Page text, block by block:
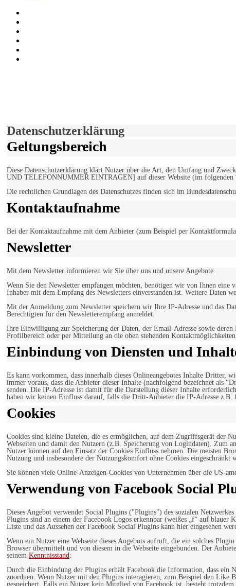
Datenschutzerklärung
Geltungsbereich
Diese Datenschutzerklärung klärt Nutzer über die Art, den Umfang und
UND TELEFONNUMMER EINTRAGEN] auf dieser Website (im folgenden
Die rechtlichen Grundlagen des Datenschutzes finden sich im
Kontaktaufnahme
Bei der Kontaktaufnahme mit dem Anbieter (zum Beispiel per
Newsletter
Mit dem Newsletter informieren wir Sie über uns und unsere Angebote.
Wenn Sie den Newsletter empfangen möchten, benötigen wir von Ihnen eine
Inhaber mit dem Empfang des Newsletters einverstanden ist. Weitere Daten
Mit der Anmeldung zum Newsletter speichern wir Ihre IP-Adresse und das
Berechtigten für den Newsletterempfang anmeldet.
Ihre Einwilligung zur Speicherung der Daten, der Email-Adresse sowie
Profilbereich oder per Mitteilung an die oben stehenden
Einbindung von Diensten und
Es kann vorkommen, dass innerhalb dieses Onlineangebotes Inhalte Dritter,
immer voraus, dass die Anbieter dieser Inhalte (nachfolgend bezeichnet als
senden. Die IP-Adresse ist damit für die Darstellung dieser Inhalte
haben wir keinen Einfluss darauf, falls die Dritt-Anbieter die IP-Adresse z.B.
Cookies
Cookies sind kleine Dateien, die es ermöglichen, auf dem Zugriffsgerät der
Webseiten und damit den Nutzern (z.B. Speicherung von Logindaten). Zum
Nutzer können auf den Einsatz der Cookies Einfluss nehmen. Die meisten
Nutzung und insbesondere der Nutzungskomfort ohne Cookies eingeschränkt
Sie können viele Online-Anzeigen-Cookies von Unternehmen über die US-
Verwendung von Facebook Social
Dieses Angebot verwendet Social Plugins ("Plugins") des sozialen
Plugins sind an einem der Facebook Logos erkennbar (weißes „f“ auf
Liste und das Aussehen der Facebook Social Plugins kann hier eingesehen
Wenn ein Nutzer eine Webseite dieses Angebots aufruft, die ein solches
Browser übermittelt und von diesem in die Webseite eingebunden. Der
seinem Kenntnisstand:
Durch die Einbindung der Plugins erhält Facebook die Information, dass ein
zuordnen. Wenn Nutzer mit den Plugins interagieren, zum Beispiel den Like
gespeichert. Falls ein Nutzer kein Mitglied von Facebook ist, besteht